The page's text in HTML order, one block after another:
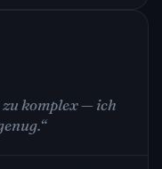
zu komplex — ich